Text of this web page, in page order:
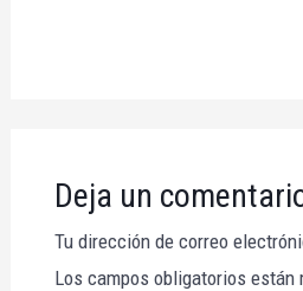
Deja un
Tu dirección de correo
Los campos obligatorios están